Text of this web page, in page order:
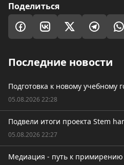
Поделиться
Последние новости
Подготовка к новому учебному
05.08.2026 22:28
Подвели итоги проекта Stem
05.08.2026 22:27
Медиация - путь к примирению